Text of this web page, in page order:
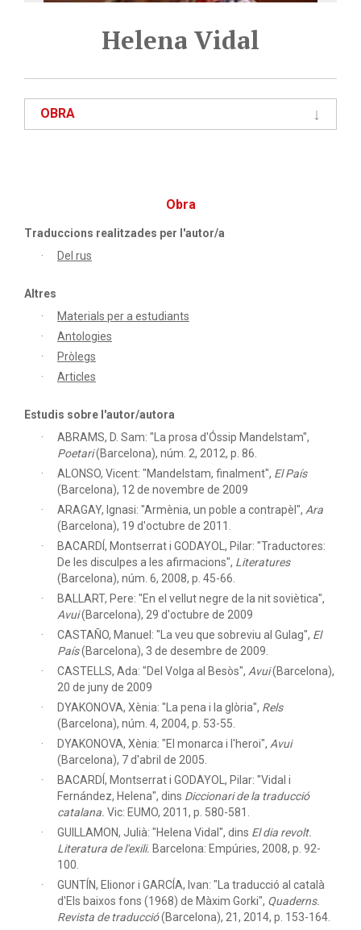
Helena Vidal
OBRA
Obra
Traduccions realitzades per l'autor/a
Del rus
Altres
Materials per a estudiants
Antologies
Pròlegs
Articles
Estudis sobre l'autor/autora
ABRAMS, D. Sam: "La prosa d'Óssip Mandelstam",
Poetari(Barcelona), núm. 2, 2012, p. 86.
ALONSO, Vicent: "Mandelstam, finalment", El País
(Barcelona), 12 de novembre de 2009
ARAGAY, Ignasi: "Armènia, un poble a contrapèl", Ara
(Barcelona), 19 d'octubre de 2011.
BACARDÍ, Montserrat i GODAYOL, Pilar: "Traductores:
De les disculpes a les afirmacions", Literatures
(Barcelona), núm. 6, 2008, p. 45-66.
BALLART, Pere: "En el vellut negre de la nit soviètica",
Avui(Barcelona), 29 d'octubre de 2009
CASTAÑO, Manuel: "La veu que sobreviu al Gulag", El
País(Barcelona), 3 de desembre de 2009.
CASTELLS, Ada: "Del Volga al Besòs", Avui(Barcelona),
20 de juny de 2009
DYAKONOVA, Xènia: "La pena i la glòria", Rels
(Barcelona), núm. 4, 2004, p. 53-55.
DYAKONOVA, Xènia: "El monarca i l'heroi", Avui
(Barcelona), 7 d'abril de 2005.
BACARDÍ, Montserrat i GODAYOL, Pilar: "Vidal i
Fernández, Helena", dins Diccionari de la traducció
catalana. Vic: EUMO, 2011, p. 580-581.
GUILLAMON, Julià: "Helena Vidal", dins El dia revolt.
Literatura de l'exili. Barcelona: Empúries, 2008, p. 92-
100.
GUNTÍN, Elionor i GARCÍA, Ivan: "La traducció al català
d'Els baixos fons (1968) de Màxim Gorki", Quaderns.
Revista de traducció(Barcelona), 21, 2014, p. 153-164.